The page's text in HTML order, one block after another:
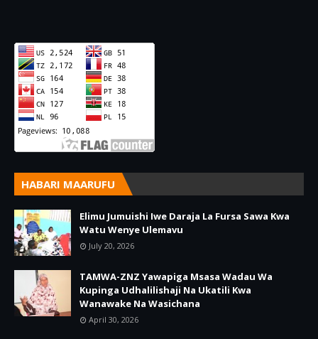
HABARI MAARUFU
Elimu Jumuishi Iwe Daraja La Fursa Sawa Kwa
Watu Wenye Ulemavu
July 20, 2026
TAMWA-ZNZ Yawapiga Msasa Wadau Wa
Kupinga Udhalilishaji Na Ukatili Kwa
Wanawake Na Wasichana
April 30, 2026